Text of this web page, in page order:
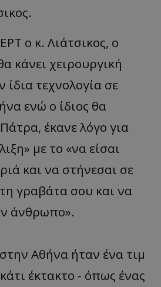
ο κ. Λιάτσικος, ο
κάνει χειρουργική
τεχνολογία σε
ενώ ο ίδιος θα
έκανε λόγο για
με το «να είσαι
και να στήνεσαι σε
γραβάτα σου και να
άνθρωπο».
Αθήνα ήταν ένα τιμ
έκτακτο - όπως ένας